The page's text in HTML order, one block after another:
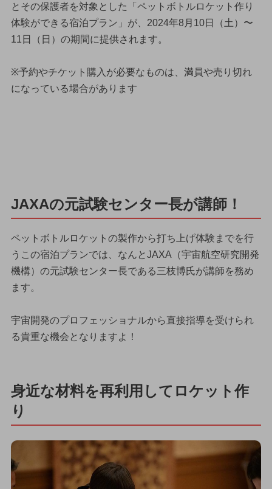
とその保護者を対象とした「ペットボトルロケット作り
体験ができる宿泊プラン」が、2024年8月10日（土）〜
11日（日）の期間に提供されます。
※予約やチケット購入が必要なものは、満員や売り切れ
になっている場合があります
JAXAの元試験センター長が講師！
ペットボトルロケットの製作から打ち上げ体験までを行
うこの宿泊プランでは、なんとJAXA（宇宙航空研究開発
機構）の元試験センター長である三枝博氏が講師を務め
ます。
宇宙開発のプロフェッショナルから直接指導を受けられ
る貴重な機会となりますよ！
身近な材料を再利用してロケット作
り